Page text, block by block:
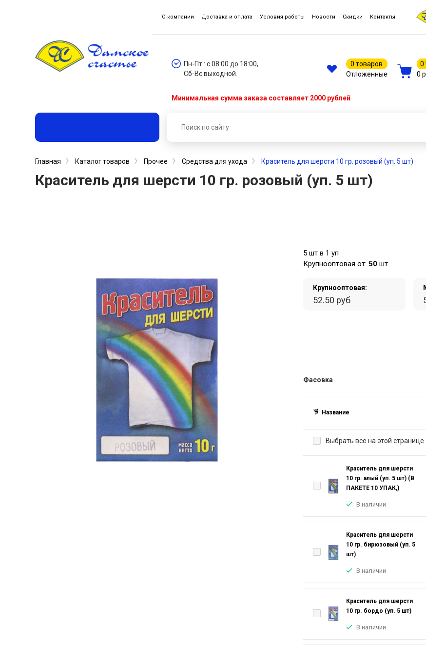
О компании Доставка и оплата Условия работы Новости Скидки Контакты
Пн-Пт.: с 08:00 до 18:00,
Сб-Вс выходной.
0 товаров
Отложенные
0
0
Минимальная сумма заказа составляет 2000 рублей
Главная Каталог товаров Прочее Средства для ухода Краситель для шерсти 10 гр. розовый (уп. 5 шт)
Краситель для шерсти 10 гр. розовый (уп. 5 шт)
5 шт в 1 уп
Крупнооптовая от: 50 шт
Крупнооптовая:
52.50 руб
Фасовка
Название
Выбрать все на этой странице
Краситель для шерсти
10 гр. алый (уп. 5 шт) (В
ПАКЕТЕ 10 УПАК,)
В наличии
Краситель для шерсти
10 гр. бирюзовый (уп. 5
шт)
В наличии
Краситель для шерсти
10 гр. бордо (уп. 5 шт)
В наличии